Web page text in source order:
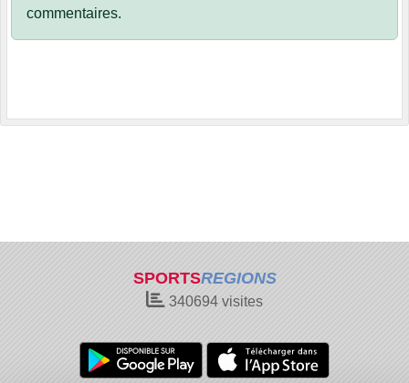
commentaires.
SPORTSREGIONS
340694 visites